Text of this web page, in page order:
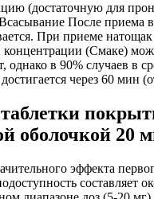
(достаточную для
После приема
При приеме
(Смаке)
однако в 90% случаев в
через 60 мин
оболочкой 20
эффекта
со­ставляет